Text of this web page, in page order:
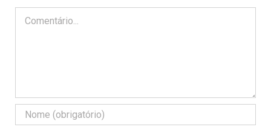
Comentário